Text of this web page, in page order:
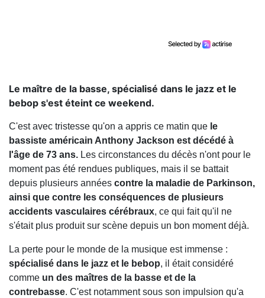
Le maître de la basse, spécialisé dans le jazz et le
bebop s'est éteint ce weekend.
C'est avec tristesse qu'on a appris ce matin que le
bassiste américain Anthony Jackson est décédé à
l'âge de 73 ans. Les circonstances du décès n'ont pour le
moment pas été rendues publiques, mais il se battait
depuis plusieurs années contre la maladie de Parkinson,
ainsi que contre les conséquences de plusieurs
accidents vasculaires cérébraux, ce qui fait qu'il ne
s'était plus produit sur scène depuis un bon moment déjà.
La perte pour le monde de la musique est immense :
spécialisé dans le jazz et le bebop, il était considéré
comme un des maîtres de la basse et de la
contrebasse. C'est notamment sous son impulsion qu'a